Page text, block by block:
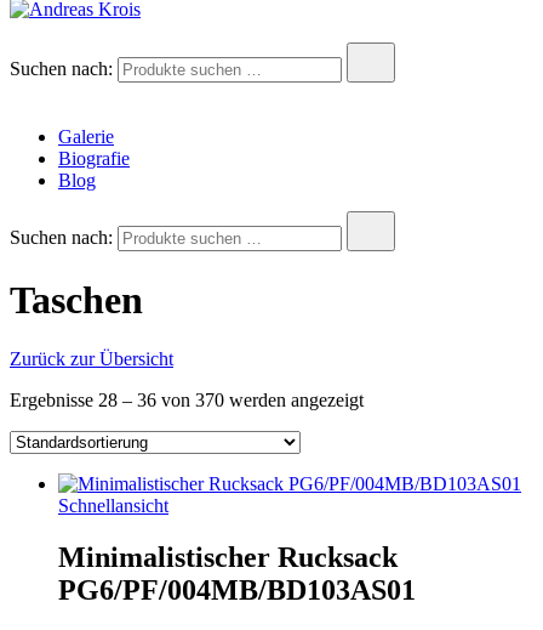
Suchen nach:
Galerie
Biografie
Blog
Suchen nach:
Taschen
Zurück zur Übersicht
Ergebnisse 28 – 36 von 370 werden angezeigt
Schnellansicht
Minimalistischer Rucksack
PG6/PF/004MB/BD103AS01